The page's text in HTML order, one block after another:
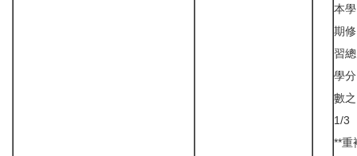
本學
期修
習總
學分
數之
1/3
**重